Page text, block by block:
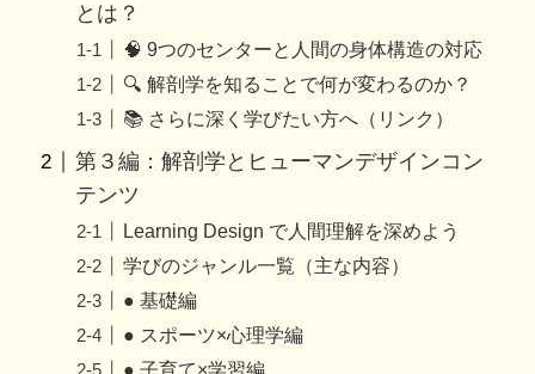
とは？
🧠 9つのセンターと人間の身体構造の対応
🔍 解剖学を知ることで何が変わるのか？
📚 さらに深く学びたい方へ（リンク）
第３編：解剖学とヒューマンデザインコン
テンツ
Learning Design で人間理解を深めよう
学びのジャンル一覧（主な内容）
● 基礎編
● スポーツ×心理学編
● 子育て×学習編